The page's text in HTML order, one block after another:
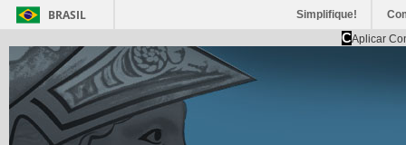
BRASIL Simplifique!
CAplicar